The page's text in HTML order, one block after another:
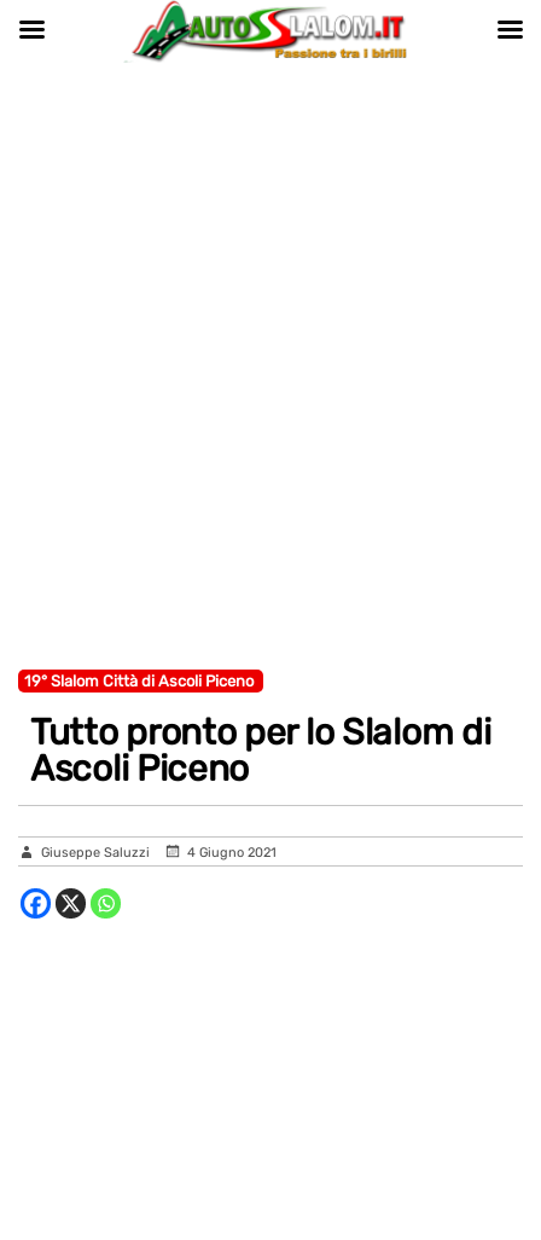
19° Slalom Città di Ascoli Piceno
Tutto pronto per lo Slalom di
Ascoli Piceno
Giuseppe Saluzzi 4 Giugno 2021